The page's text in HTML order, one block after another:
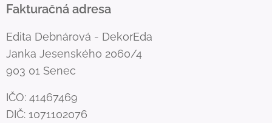
Fakturačná adresa
Edita Debnárová - DekorEda
Janka Jesenského 2060/4
903 01 Senec
IČO: 41467469
DIČ: 1071102076